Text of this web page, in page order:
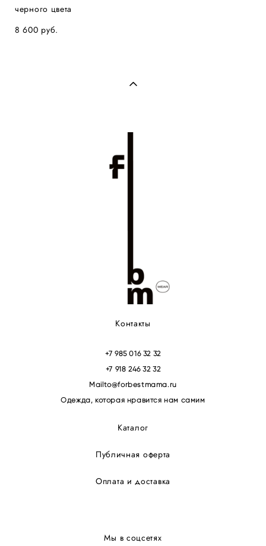
черного цвета
8 600 pуб.
Контакты
+7 985 016 32 32
+7 918 246 32 32
Mailto@forbestmama.ru
Одежда, которая нравится нам самим
Каталог
Публичная оферта
Оплата и доставка
Мы в соцсетях